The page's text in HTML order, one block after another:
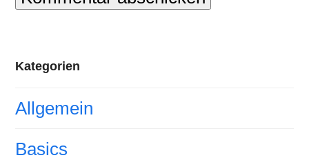
Kategorien
Allgemein
Basics